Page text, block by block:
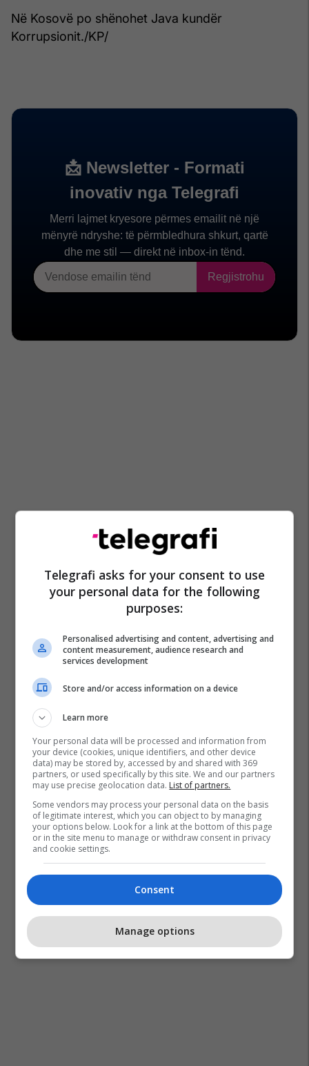
Në Kosovë po shënohet Java kundër
Korrupsionit./KP/
Telegrafi asks for your consent to use
your personal data for the following
purposes:
Personalised advertising and content, advertising and
content measurement, audience research and
services development
Store and/or access information on a device
Learn more
Your personal data will be processed and information from
your device (cookies, unique identifiers, and other device
data) may be stored by, accessed by and shared with 369
partners, or used specifically by this site. We and our partners
may use precise geolocation data. List of partners.
Some vendors may process your personal data on the basis
of legitimate interest, which you can object to by managing
your options below. Look for a link at the bottom of this page
or in the site menu to manage or withdraw consent in privacy
and cookie settings.
Consent
Manage options